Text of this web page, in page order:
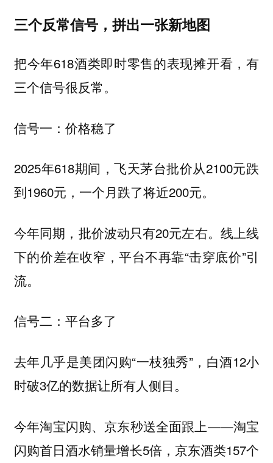
三个反常信号，拼出一张新地图
把今年618酒类即时零售的表现摊开看，有
三个信号很反常。
信号一：价格稳了
2025年618期间，飞天茅台批价从2100元跌
到1960元，一个月跌了将近200元。
今年同期，批价波动只有20元左右。线上线
下的价差在收窄，平台不再靠“击穿底价”引
流。
信号二：平台多了
去年几乎是美团闪购“一枝独秀”，白酒12小
时破3亿的数据让所有人侧目。
今年淘宝闪购、京东秒送全面跟上——淘宝
闪购首日酒水销量增长5倍，京东酒类157个